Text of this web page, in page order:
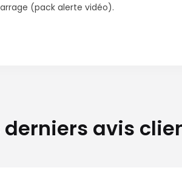
(pack alerte vidéo).
avis